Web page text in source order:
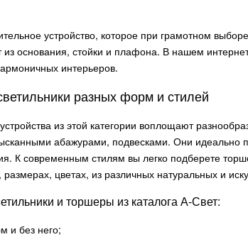
устройство, которое при грамотном
из основания, стойки и плафона. В нашем
интерьеров.
разных форм и стилей
из этой категории воплощают
абажурами, подвесками. Они идеально
К современным стилям вы легко подберете
цветах, из различных натуральных и
и торшеры из каталога А-Свет:
и без него;